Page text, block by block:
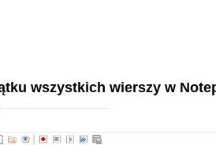
wszystkich wierszy w